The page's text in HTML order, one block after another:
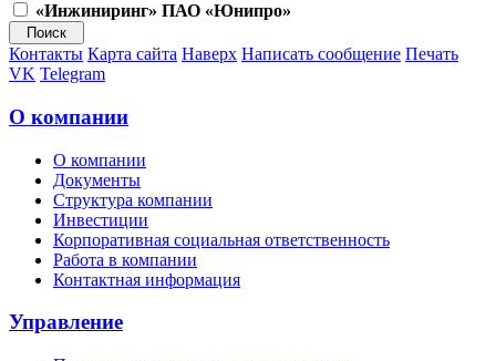
«Инжиниринг» ПАО «Юнипро»
Контакты Карта сайта Наверх Написать сообщение Печать
VK Telegram
О компании
О компании
Документы
Структура компании
Инвестиции
Корпоративная социальная ответственность
Работа в компании
Контактная информация
Управление